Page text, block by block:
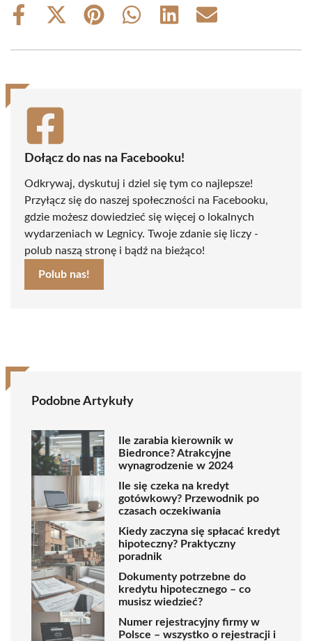
Share
Share
(Twitter)
Share
Share
Share
Share
Dołącz do nas na Facebooku!
Odkrywaj, dyskutuj i dziel się tym co najlepsze!
Przyłącz się do naszej społeczności na Facebooku,
gdzie możesz dowiedzieć się więcej o lokalnych
wydarzeniach w Legnicy. Twoje zdanie się liczy -
polub naszą stronę i bądź na bieżąco!
Polub nas!
Podobne Artykuły
Ile zarabia kierownik w
Biedronce? Atrakcyjne
wynagrodzenie w 2024
Ile się czeka na kredyt
gotówkowy? Przewodnik po
czasach oczekiwania
Kiedy zaczyna się spłacać kredyt
hipoteczny? Praktyczny
poradnik
Dokumenty potrzebne do
kredytu hipotecznego – co
musisz wiedzieć?
Numer rejestracyjny firmy w
Polsce – wszystko o rejestracji i